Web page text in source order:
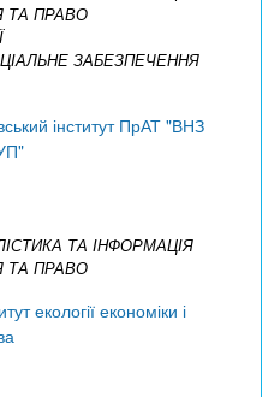
ТА ПРАВО
ЗАБЕЗПЕЧЕННЯ
інститут ПрАТ "ВНЗ
ТА ІНФОРМАЦІЯ
ТА ПРАВО
екології економіки і